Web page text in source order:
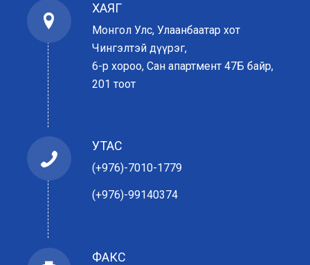
ХАЯГ
Монгол Улс, Улаанбаатар хот
Чингэлтэй дүүрэг,
6-р хороо, Сан апартмент 47Б байр,
201 тоот
УТАС
(+976)-7010-1779
(+976)-99140374
ФАКС